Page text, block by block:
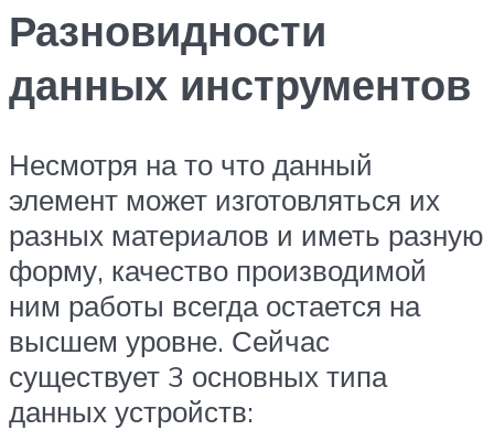
Разновидности
данных инструментов
Несмотря на то что данный
элемент может изготовляться их
разных материалов и иметь разную
форму, качество производимой
ним работы всегда остается на
высшем уровне. Сейчас
существует 3 основных типа
данных устройств: